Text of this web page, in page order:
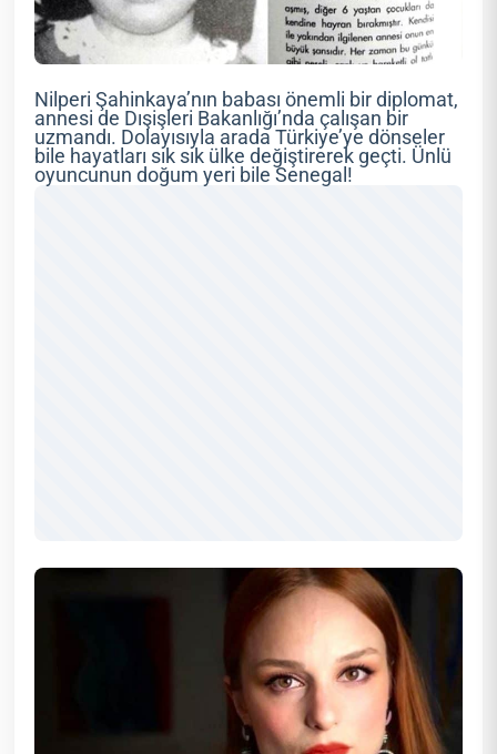
Nilperi Şahinkaya’nın babası önemli bir diplomat,
annesi de Dışişleri Bakanlığı’nda çalışan bir
uzmandı. Dolayısıyla arada Türkiye’ye dönseler
bile hayatları sık sık ülke değiştirerek geçti. Ünlü
oyuncunun doğum yeri bile Senegal!